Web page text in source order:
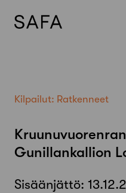
Kilpailut: Ratkenneet
Gunillankallion
Sisäänjättö: